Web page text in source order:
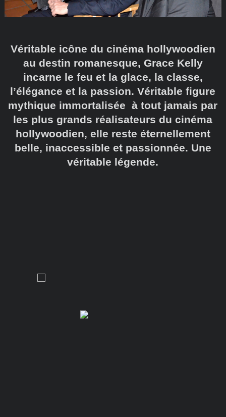
Véritable icône du cinéma hollywoodien
au destin romanesque, Grace Kelly
incarne le feu et la glace, la classe,
l’élégance et la passion. Véritable figure
mythique immortalisée à tout jamais par
les plus grands réalisateurs du cinéma
hollywoodien, elle reste éternellement
belle, inaccessible et passionnée. Une
véritable légende.